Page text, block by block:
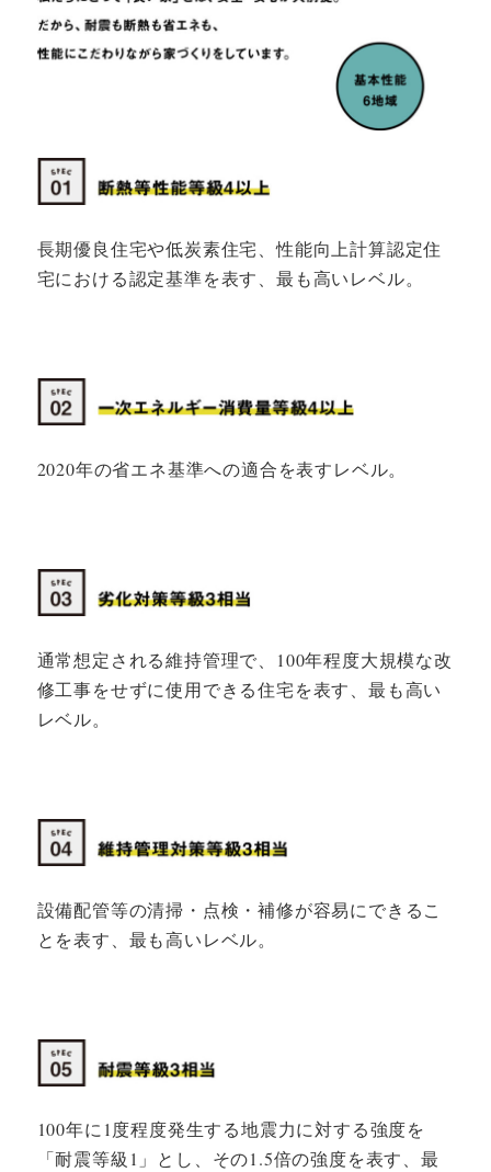
長期優良住宅や低炭素住宅、性能向上計算認定住
宅における認定基準を表す、最も高いレベル。
2020年の省エネ基準への適合を表すレベル。
通常想定される維持管理で、100年程度大規模な改
修工事をせずに使用できる住宅を表す、最も高い
レベル。
設備配管等の清掃・点検・補修が容易にできるこ
とを表す、最も高いレベル。
100年に1度程度発生する地震力に対する強度を
「耐震等級1」とし、その1.5倍の強度を表す、最